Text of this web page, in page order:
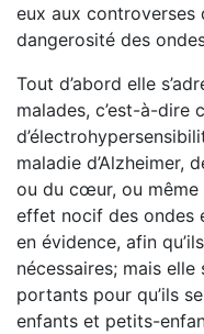
eux aux controverses
dangerosité des
Tout d’abord elle
malades, c’est-à-dire
maladie d’Alzheimer,
ou du cœur, ou même
effet nocif des ondes
en évidence, afin
nécessaires; mais elle
portants pour qu’ils
enfants et petits-